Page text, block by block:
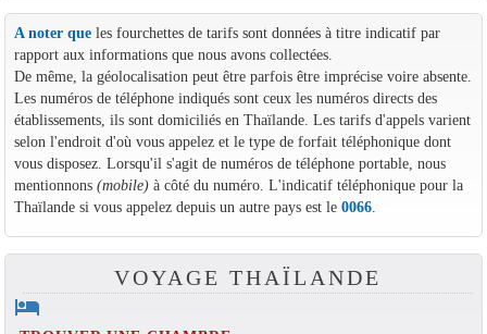
A noter queles fourchettes de tarifs sont données à titre indicatif par
rapport aux informations que nous avons collectées.
De même, la géolocalisation peut être parfois être imprécise voire absente.
Les numéros de téléphone indiqués sont ceux les numéros directs des
établissements, ils sont domiciliés en Thaïlande. Les tarifs d'appels varient
selon l'endroit d'où vous appelez et le type de forfait téléphonique dont
vous disposez. Lorsqu'il s'agit de numéros de téléphone portable, nous
mentionnons (mobile)à côté du numéro. L'indicatif téléphonique pour la
Thaïlande si vous appelez depuis un autre pays est le 0066.
VOYAGE THAÏLANDE
hotel